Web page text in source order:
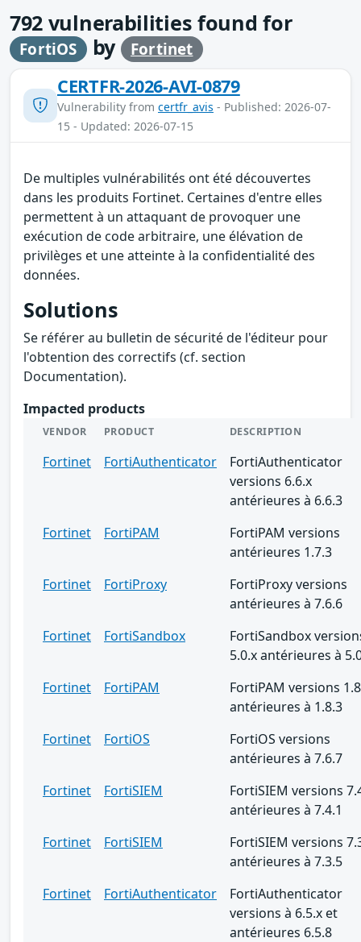
792 vulnerabilities found for
FortiOS by Fortinet
CERTFR-2026-AVI-0879
Vulnerability from certfr_avis - Published: 2026-07-
15 - Updated: 2026-07-15
De multiples vulnérabilités ont été découvertes
dans les produits Fortinet. Certaines d'entre elles
permettent à un attaquant de provoquer une
exécution de code arbitraire, une élévation de
privilèges et une atteinte à la confidentialité des
données.
Solutions
Se référer au bulletin de sécurité de l'éditeur pour
l'obtention des correctifs (cf. section
Documentation).
Impacted products
VENDOR PRODUCT DESCRIPTION
Fortinet FortiAuthenticator
FortiAuthenticator
versions 6.6.x
antérieures à 6.6.3
Fortinet
FortiPAM
FortiPAM versions
antérieures 1.7.3
Fortinet
FortiProxy
FortiProxy versions
antérieures à 7.6.6
Fortinet
FortiSandbox
FortiSandbox
5.0.x antérieures à
Fortinet
FortiPAM
FortiPAM versions
antérieures à 1.8.3
Fortinet
FortiOS
FortiOS versions
antérieures à 7.6.7
Fortinet
FortiSIEM
FortiSIEM versions
antérieures à 7.4.1
Fortinet
FortiSIEM
FortiSIEM versions
antérieures à 7.3.5
Fortinet
FortiAuthenticator
FortiAuthenticator
versions à 6.5.x et
antérieures 6.5.8